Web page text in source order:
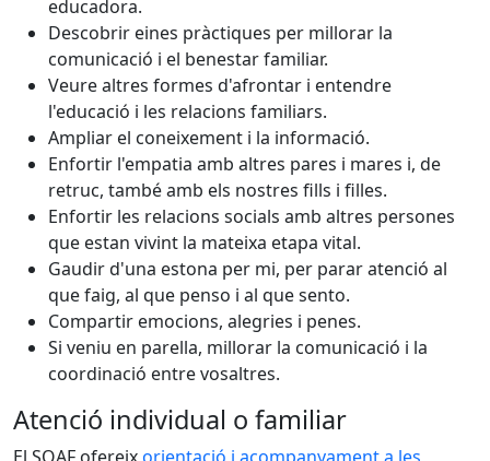
educadora.
Descobrir eines pràctiques per millorar la
comunicació i el benestar familiar.
Veure altres formes d'afrontar i entendre
l'educació i les relacions familiars.
Ampliar el coneixement i la informació.
Enfortir l'empatia amb altres pares i mares i, de
retruc, també amb els nostres fills i filles.
Enfortir les relacions socials amb altres persones
que estan vivint la mateixa etapa vital.
Gaudir d'una estona per mi, per parar atenció al
que faig, al que penso i al que sento.
Compartir emocions, alegries i penes.
Si veniu en parella, millorar la comunicació i la
coordinació entre vosaltres.
Atenció individual o familiar